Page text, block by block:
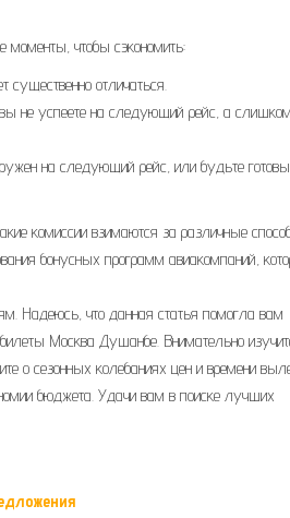
моменты, чтобы сэкономить:
существенно отличаться.
вы не успеете на следующий рейс, а слишком
на следующий рейс, или будьте готовы
комиссии взимаются за различные
бонусных программ авиакомпаний,
Надеюсь, что данная статья помогла вам
Москва Душанбе. Внимательно
о сезонных колебаниях цен и времени
бюджета. Удачи вам в поиске лучших